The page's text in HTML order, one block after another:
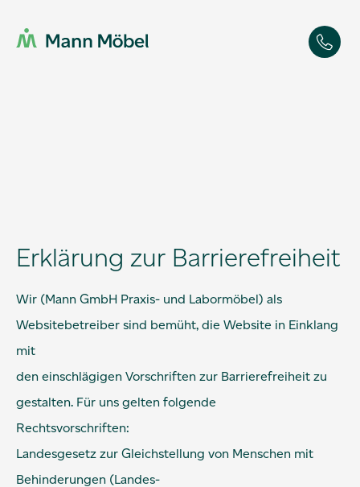
Erklärung zur Barrierefreiheit
Wir (Mann GmbH Praxis- und Labormöbel) als
Websitebetreiber sind bemüht, die Website in Einklang
mit
den einschlägigen Vorschriften zur Barrierefreiheit zu
gestalten. Für uns gelten folgende
Rechtsvorschriften:
Landesgesetz zur Gleichstellung von Menschen mit
Behinderungen (Landes-